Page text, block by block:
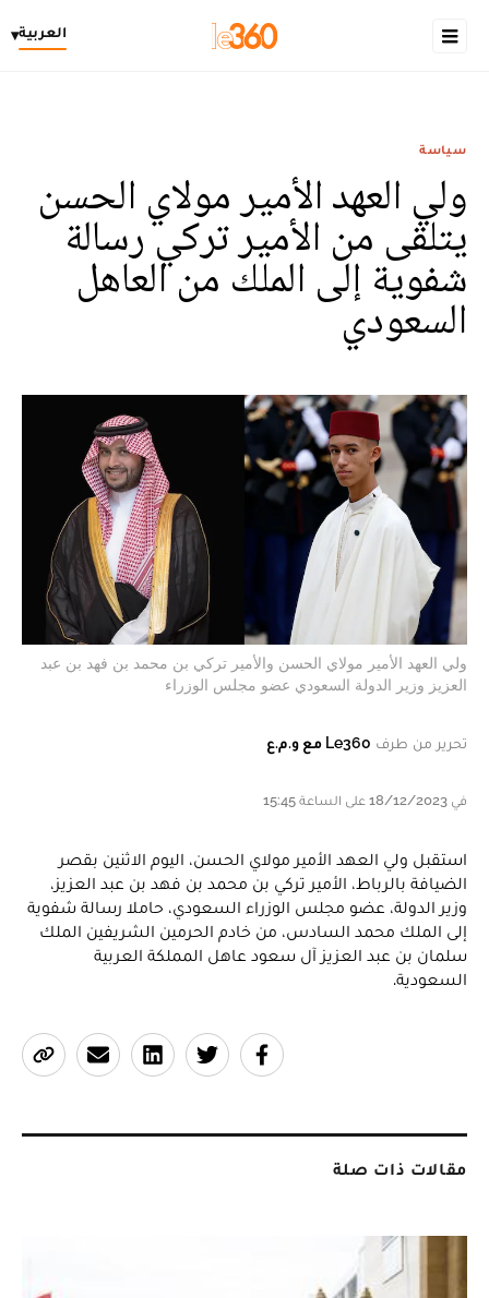
العربية▾
سياسة
ولي العهد الأمير مولاي الحسن
يتلقى من الأمير تركي رسالة
شفوية إلى الملك من العاهل
السعودي
ولي العهد الأمير مولاي الحسن والأمير تركي بن محمد بن فهد بن عبد
العزيز وزير الدولة السعودي عضو مجلس الوزراء
تحرير من طرف Le360 مع و.م.ع
في 18/12/2023 على الساعة 15:45
استقبل ولي العهد الأمير مولاي الحسن، اليوم الاثنين بقصر
الضيافة بالرباط، الأمير تركي بن محمد بن فهد بن عبد العزيز،
وزير الدولة، عضو مجلس الوزراء السعودي، حاملا رسالة شفوية
إلى الملك محمد السادس، من خادم الحرمين الشريفين الملك
سلمان بن عبد العزيز آل سعود عاهل المملكة العربية
السعودية.
مقالات ذات صلة